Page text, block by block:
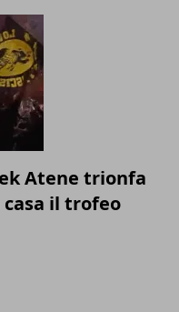
Atene trionfa
casa il trofeo